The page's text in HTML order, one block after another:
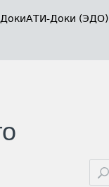
АТИ-Доки (ЭДО)